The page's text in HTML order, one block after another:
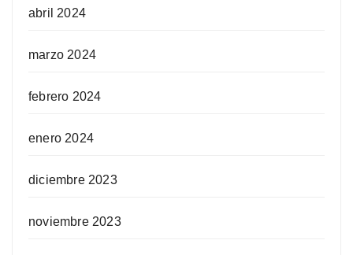
abril 2024
marzo 2024
febrero 2024
enero 2024
diciembre 2023
noviembre 2023